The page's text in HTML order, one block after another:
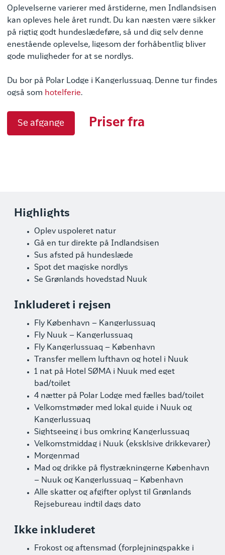
Oplevelserne varierer med årstiderne, men Indlandsisen
kan opleves hele året rundt. Du kan næsten være sikker
på rigtig godt hundeslædeføre, så und dig selv denne
enestående oplevelse, ligesom der forhåbentlig bliver
gode muligheder for at se nordlys.
Du bor på Polar Lodge i Kangerlussuaq. Denne tur findes
også som hotelferie.
Se afgange Priser fra
Highlights
Oplev uspoleret natur
Gå en tur direkte på Indlandsisen
Sus afsted på hundeslæde
Spot det magiske nordlys
Se Grønlands hovedstad Nuuk
Inkluderet i rejsen
Fly København – Kangerlussuaq
Fly Nuuk – Kangerlussuaq
Fly Kangerlussuaq – København
Transfer mellem lufthavn og hotel i Nuuk
1 nat på Hotel SØMA i Nuuk med eget
bad/toilet
4 nætter på Polar Lodge med fælles bad/toilet
Velkomstmøder med lokal guide i Nuuk og
Kangerlussuaq
Sightseeing i bus omkring Kangerlussuaq
Velkomstmiddag i Nuuk (eksklsive drikkevarer)
Morgenmad
Mad og drikke på flystrækningerne København
– Nuuk og Kangerlussuaq – København
Alle skatter og afgifter oplyst til Grønlands
Rejsebureau indtil dags dato
Ikke inkluderet
Frokost og aftensmad (forplejningspakke i